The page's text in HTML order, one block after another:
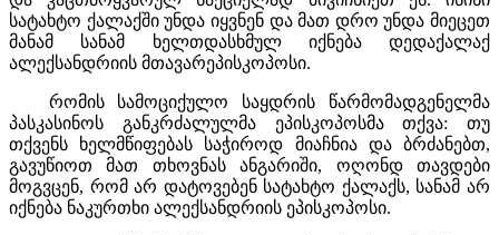
სატახტო ქალაქში უნდა იყვნენ და მათ დრო უნდა მიეცეთ
მანამ სანამ ხელთდასხმულ იქნება დედაქალაქ
ალექსანდრიის მთავარეპისკოპოსი.
რომის სამოციქულო საყდრის წარმომადგენელმა
პასკასინოს განკრძალულმა ეპისკოპოსმა თქვა: თუ
თქვენს ხელმწიფებას საჭიროდ მიაჩნია და ბრძანებთ,
გავუწიოთ მათ თხოვნას ანგარიში, ოღონდ თავდები
მოგვცენ, რომ არ დატოვებენ სატახტო ქალაქს, სანამ არ
იქნება ნაკურთხი ალექსანდრიის ეპისკოპოსი.